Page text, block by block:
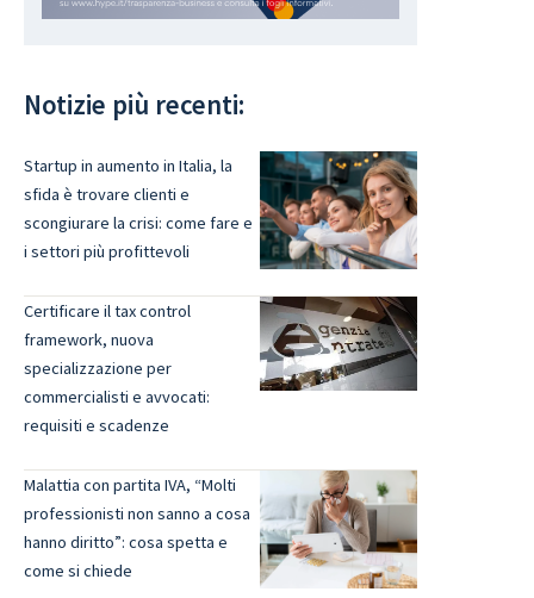
Notizie più recenti:
Startup in aumento in Italia, la
sfida è trovare clienti e
scongiurare la crisi: come fare e
i settori più profittevoli
Certificare il tax control
framework, nuova
specializzazione per
commercialisti e avvocati:
requisiti e scadenze
Malattia con partita IVA, “Molti
professionisti non sanno a cosa
hanno diritto”: cosa spetta e
come si chiede